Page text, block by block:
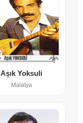
Aşık Yoksuli
Malatya